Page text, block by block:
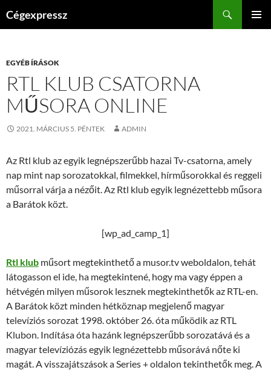
Cégexpressz
EGYÉB ÍRÁSOK
RTL KLUB CSATORNA
MŰSORA ONLINE
2021. MÁRCIUS 5. PÉNTEK ADMIN
Az Rtl klub az egyik legnépszerűbb hazai Tv-csatorna, amely
nap mint nap sorozatokkal, filmekkel, hírműsorokkal és reggeli
műsorral várja a nézőit. Az Rtl klub egyik legnézettebb műsora
a Barátok közt.
[wp_ad_camp_1]
Rtl klub műsort megtekinthető a musor.tv weboldalon, tehát
látogasson el ide, ha megtekintené, hogy ma vagy éppen a
hétvégén milyen műsorok lesznek megtekinthetők az RTL-en.
A Barátok közt minden hétköznap megjelenő magyar
televíziós sorozat 1998. október 26. óta működik az RTL
Klubon. Indítása óta hazánk legnépszerűbb sorozatává és a
magyar televíziózás egyik legnézettebb műsorává nőte ki
magát. A visszajátszások a Series + oldalon tekinthetők meg. A